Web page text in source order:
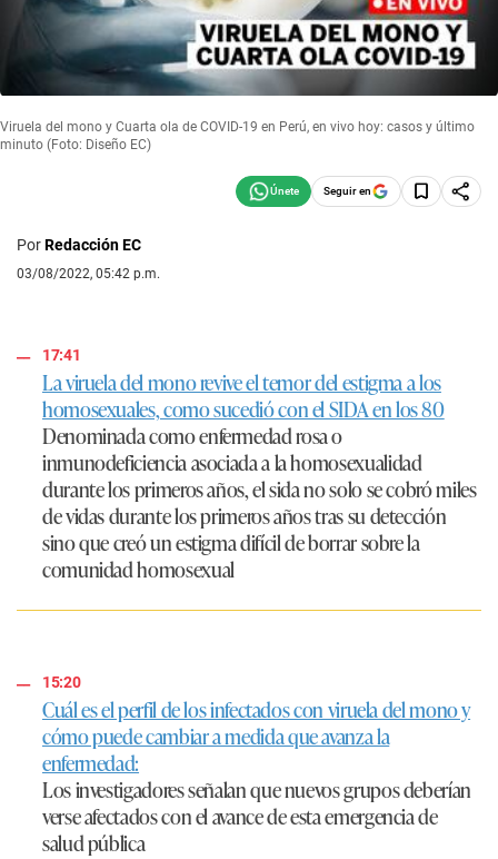
Viruela del mono y Cuarta ola de COVID-19 en Perú, en vivo hoy: casos y último
minuto (Foto: Diseño EC)
Seguir en
PorRedacción EC
03/08/2022, 05:42 p.m.
17:41
La viruela del mono revive el temor del estigma a los
homosexuales, como sucedió con el SIDA en los 80
Denominada como enfermedad rosa o
inmunodeficiencia asociada a la homosexualidad
durante los primeros años, el sida no solo se cobró miles
de vidas durante los primeros años tras su detección
sino que creó un estigma difícil de borrar sobre la
comunidad homosexual
15:20
Cuál es el perfil de los infectados con viruela del mono y
cómo puede cambiar a medida que avanza la
enfermedad:
Los investigadores señalan que nuevos grupos deberían
verse afectados con el avance de esta emergencia de
salud pública